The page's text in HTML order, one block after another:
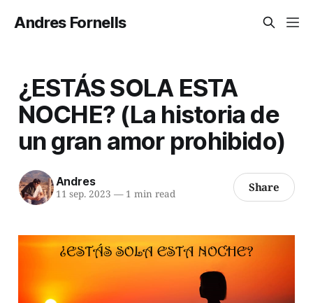
Andres Fornells
¿ESTÁS SOLA ESTA
NOCHE? (La historia de
un gran amor prohibido)
Andres
11 sep. 2023 —1 min read Share